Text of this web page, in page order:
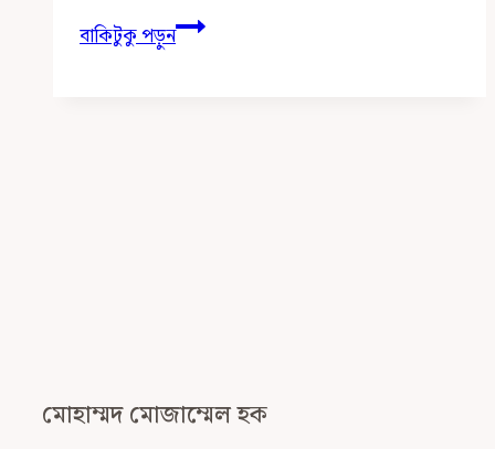
বাকিটুকু পড়ুনধর্মত্যাগীর
শাস্তি,
দায়
মোহাম্মদ মোজাম্মেল হক